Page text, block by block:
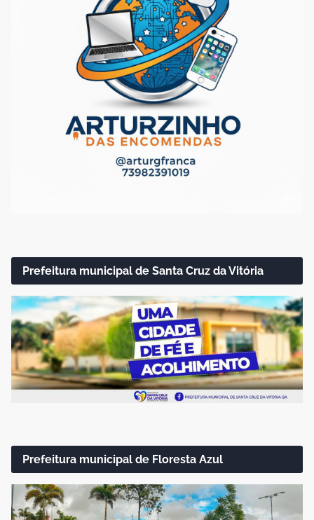
Prefeitura municipal de Santa Cruz da Vitória
Prefeitura municipal de Floresta Azul